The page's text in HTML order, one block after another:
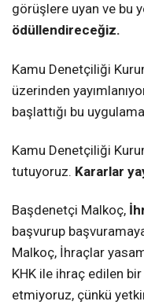
görüşlere uyan ve bu
ödüllendireceğiz.
Kamu Denetçiliği
üzerinden
başlattığı bu
Kamu Denetçiliği
tutuyoruz. Kararlar
Başdenetçi Malkoç,
başvurup
Malkoç, İhraçlar
KHK ile ihraç edilen
etmiyoruz, çünkü